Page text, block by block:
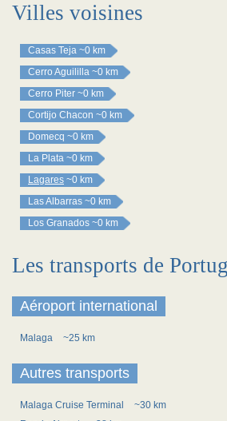
Villes voisines
Casas Teja ~0 km
Cerro Aguililla ~0 km
Cerro Piter ~0 km
Cortijo Chacon ~0 km
Domecq ~0 km
La Plata ~0 km
Lagares ~0 km
Las Albarras ~0 km
Los Granados ~0 km
Les transports de
Aéroport international
Malaga ~25 km
Autres transports
Malaga Cruise Terminal
~30 km